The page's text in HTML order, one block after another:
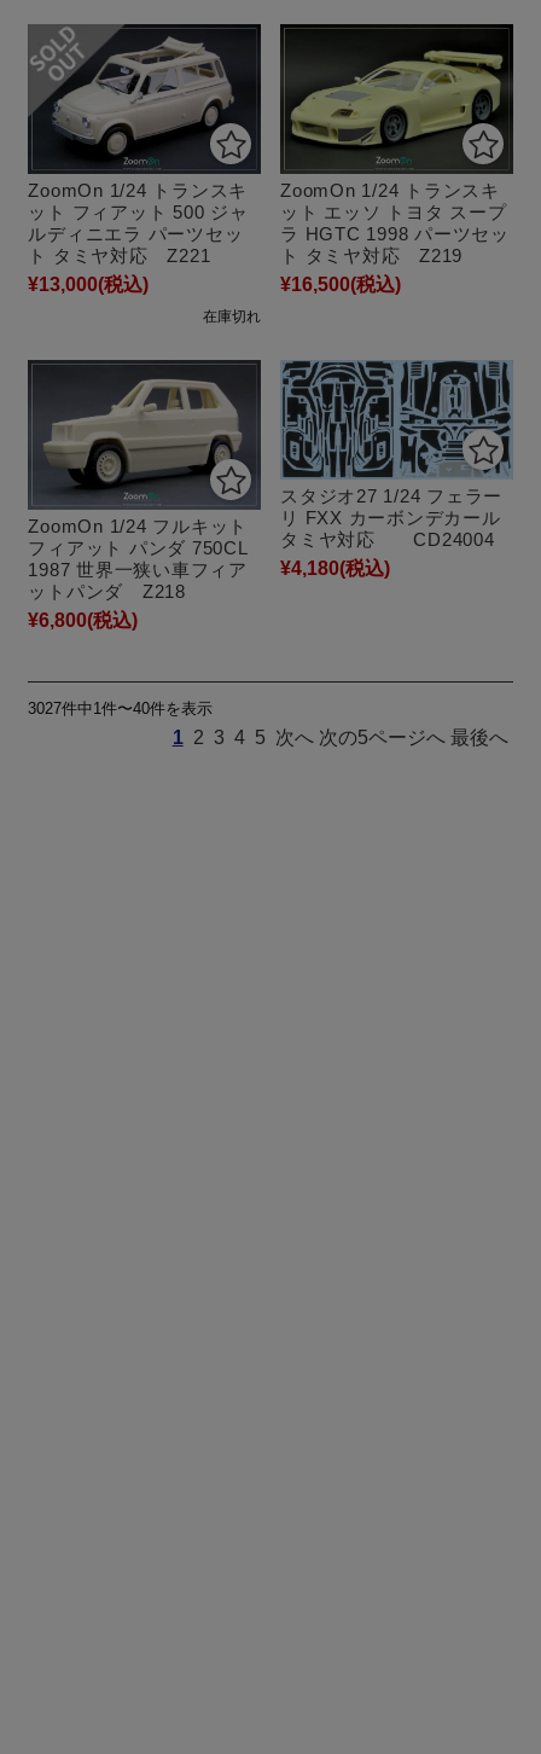
ZoomOn 1/24 トランスキ
ット フィアット 500 ジャ
ルディニエラ パーツセッ
ト タミヤ対応 Z221
¥13,000(税込)
在庫切れ
ZoomOn 1/24 トランスキ
ット エッソ トヨタ スープ
ラ HGTC 1998 パーツセッ
ト タミヤ対応 Z219
¥16,500(税込)
ZoomOn 1/24 フルキット
フィアット パンダ 750CL
1987 世界一狭い車フィア
ットパンダ Z218
¥6,800(税込)
スタジオ27 1/24 フェラー
リ FXX カーボンデカール
タミヤ対応 CD24004
¥4,180(税込)
3027件中1件〜40件を表示
1 2 3 4 5 次へ 次の5ページへ 最後へ